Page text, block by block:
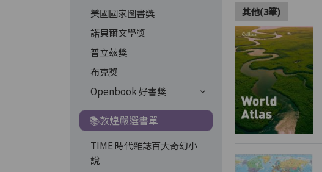
美國國家圖書獎
諾貝爾文學獎
普立茲獎
布克獎
Openbook 好書獎
📚敦煌嚴選書單
TIME 時代雜誌百大奇幻小
說
其他(3筆)